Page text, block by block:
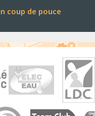
coup de pouce